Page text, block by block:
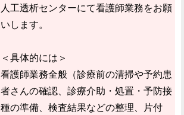
人工透析センターにて看護師業務をお願
いします。
＜具体的には＞
看護師業務全般（診療前の清掃や予約患
者さんの確認、診療介助・処置・予防接
種の準備、検査結果などの整理、片付